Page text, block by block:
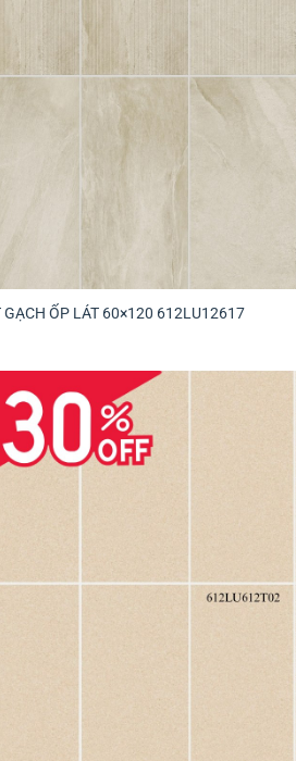
GẠCH ỐP LÁT 60×120 612LU12617